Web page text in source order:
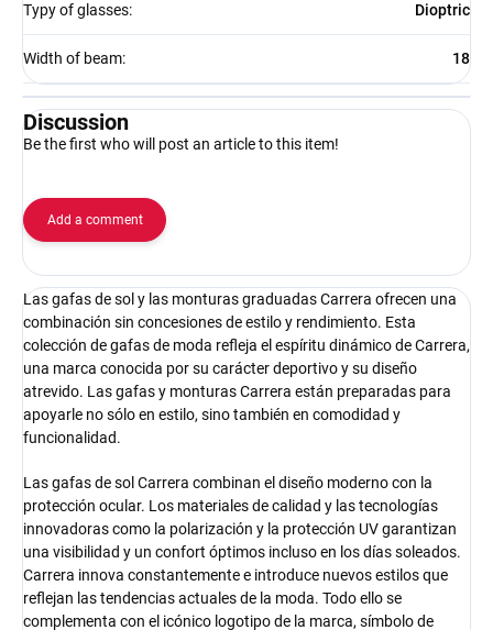
Typy of glasses: Dioptric
Width of beam: 18
Discussion
Be the first who will post an article to this item!
Add a comment
Las gafas de sol y las monturas graduadas Carrera ofrecen una
combinación sin concesiones de estilo y rendimiento. Esta
colección de gafas de moda refleja el espíritu dinámico de Carrera,
una marca conocida por su carácter deportivo y su diseño
atrevido. Las gafas y monturas Carrera están preparadas para
apoyarle no sólo en estilo, sino también en comodidad y
funcionalidad.
Las gafas de sol Carrera combinan el diseño moderno con la
protección ocular. Los materiales de calidad y las tecnologías
innovadoras como la polarización y la protección UV garantizan
una visibilidad y un confort óptimos incluso en los días soleados.
Carrera innova constantemente e introduce nuevos estilos que
reflejan las tendencias actuales de la moda. Todo ello se
complementa con el icónico logotipo de la marca, símbolo de